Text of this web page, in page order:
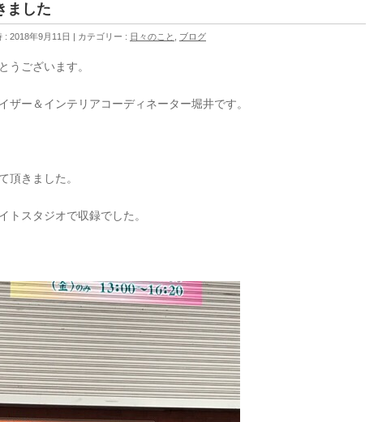
ました
: 2018年9月11日 カテゴリー : 日々のこと ブログ
うございます。
ザー＆インテリアコーディネーター堀井です。
頂きました。
トスタジオで収録でした。